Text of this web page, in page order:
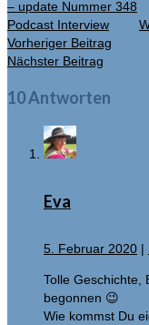
– update Nummer 348
Podcast Interview
Vorheriger Beitrag
Nächster Beitrag
10 Antworten
Eva
5. Februar 2020 |
Tolle Geschichte,
begonnen 😉
Wie kommst Du